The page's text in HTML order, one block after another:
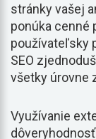
stránky vašej
ponúka cenné
používateľsky
SEO
všetky úrovne
Využívanie